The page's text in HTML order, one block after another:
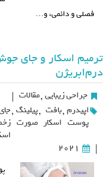
فصلی و دائمی، و…
ترمیم اسکار و جای
درم‌ابریژن
جراحی زیبایی ,مقالات |
اپیدرم
پوست
,بافت
اسکار
,پیلینگ
صورت
,
|
2021